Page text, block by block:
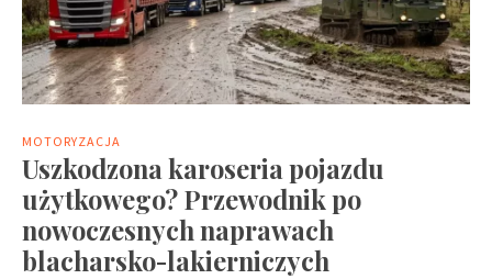
MOTORYZACJA
Uszkodzona karoseria pojazdu
użytkowego? Przewodnik po
nowoczesnych naprawach
blacharsko-lakierniczych